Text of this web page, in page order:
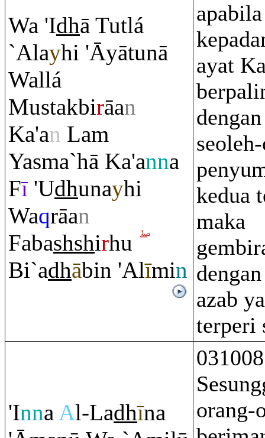
Wa 'Idhā Tutlá
`Alayhi 'Āyātunā
Wallá
Mustakbirāan
Ka'an Lam
Yasma`hā Ka'anna
Fī'Udhunayhi
Waqrāan
Fabashshirhu
Bi`adhābin 'Alīmin
ayat
kedua
maka
azab
terperi
'InnaAl-Ladhīna
031008
orang-